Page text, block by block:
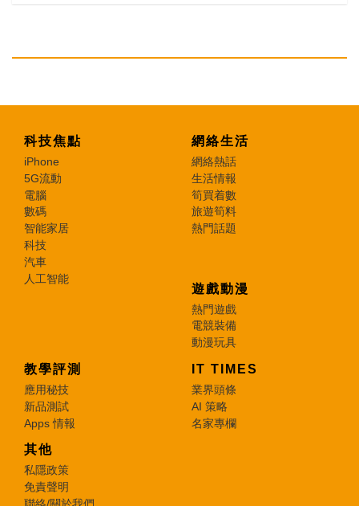
科技焦點
iPhone
5G流動
電腦
數碼
智能家居
科技
汽車
人工智能
網絡生活
網絡熱話
生活情報
筍買着數
旅遊筍料
熱門話題
遊戲動漫
熱門遊戲
電競裝備
動漫玩具
教學評測
應用秘技
新品測試
Apps 情報
IT TIMES
業界頭條
AI 策略
名家專欄
其他
私隱政策
免責聲明